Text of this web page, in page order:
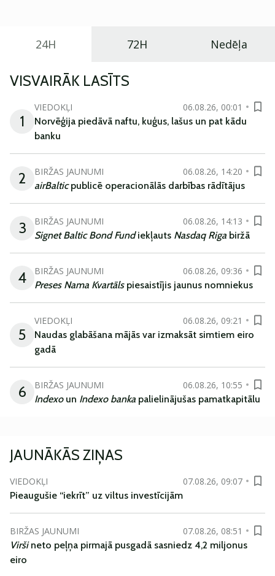
24H 72H Nedēļa
VISVAIRĀK LASĪTS
1
VIEDOKĻI
06.08.26, 00:01
Norvēģija piedāvā naftu, kuģus, lašus un pat kādu
banku
2 BIRŽAS JAUNUMI
06.08.26, 14:20
airBalticpublicē operacionālās darbības rādītājus
3 BIRŽAS JAUNUMI
06.08.26, 14:13
Signet Baltic Bond Fundiekļauts Nasdaq Riga biržā
4 BIRŽAS JAUNUMI
06.08.26, 09:36
Preses Nama Kvartāls piesaistījis jaunus nomniekus
5
VIEDOKĻI
06.08.26, 09:21
Naudas glabāšana mājās var izmaksāt simtiem eiro
gadā
6 BIRŽAS JAUNUMI
06.08.26, 10:55
Indexoun Indexo banka palielinājušas pamatkapitālu
JAUNĀKĀS ZIŅAS
VIEDOKĻI
07.08.26, 09:07
Pieaugušie “iekrīt” uz viltus investīcijām
BIRŽAS JAUNUMI
07.08.26, 08:51
Viršineto peļņa pirmajā pusgadā sasniedz 4,2 miljonus
eiro